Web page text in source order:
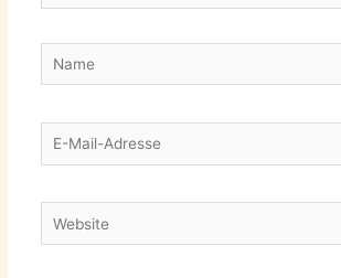
Name
E-
Mail-
Website